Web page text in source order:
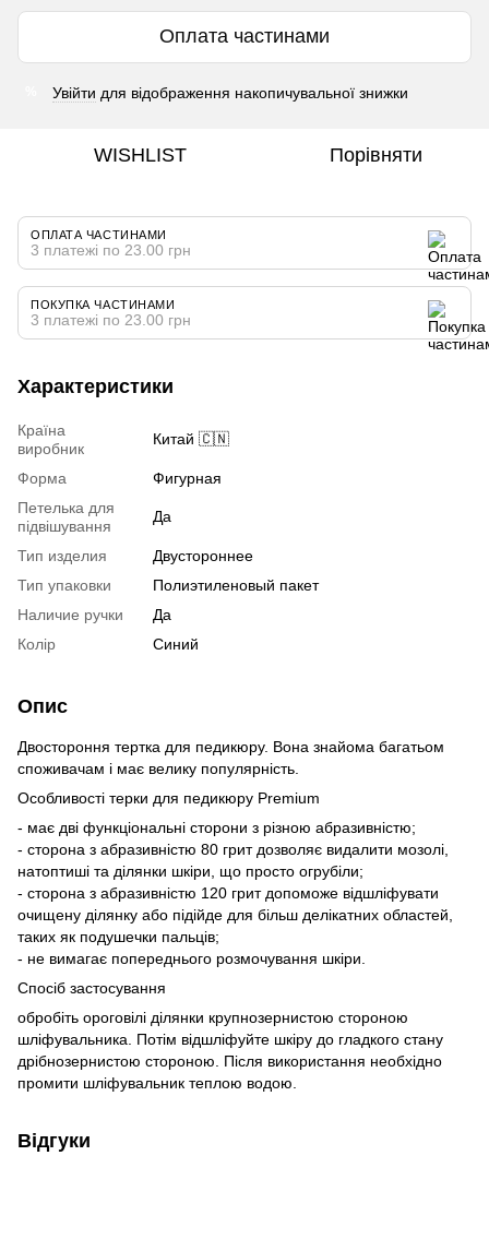
Оплата частинами
Увійти для відображення накопичувальної знижки
WISHLIST Порівняти
ОПЛАТА ЧАСТИНАМИ
3 платежі по 23.00 грн
ПОКУПКА ЧАСТИНАМИ
3 платежі по 23.00 грн
Характеристики
Країна
виробник
Китай 🇨🇳
Форма
Фигурная
Петелька для
підвішування
Да
Тип изделия
Двустороннее
Тип упаковки
Полиэтиленовый пакет
Наличие ручки
Да
Колір
Синий
Опис
Двостороння тертка для педикюру. Вона знайома багатьом
споживачам і має велику популярність.
Особливості терки для педикюру Premium
- має дві функціональні сторони з різною абразивністю;
- сторона з абразивністю 80 грит дозволяє видалити мозолі,
натоптиші та ділянки шкіри, що просто огрубіли;
- сторона з абразивністю 120 грит допоможе відшліфувати
очищену ділянку або підійде для більш делікатних областей,
таких як подушечки пальців;
- не вимагає попереднього розмочування шкіри.
Спосіб застосування
обробіть ороговілі ділянки крупнозернистою стороною
шліфувальника. Потім відшліфуйте шкіру до гладкого стану
дрібнозернистою стороною. Після використання необхідно
промити шліфувальник теплою водою.
Відгуки